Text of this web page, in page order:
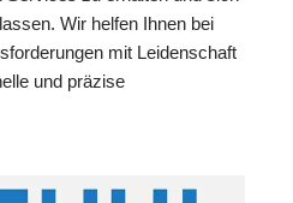
Wir helfen Ihnen bei
mit Leidenschaft
und präzise